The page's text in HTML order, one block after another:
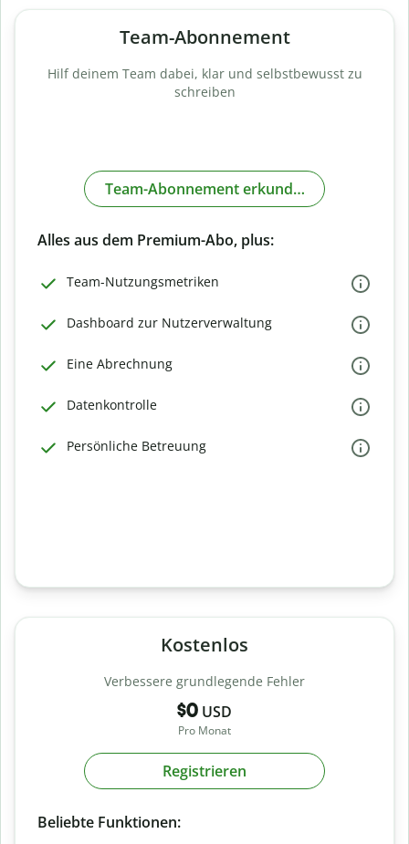
Team-Abonnement
Hilf deinem Team dabei, klar und selbstbewusst zu
schreiben
Team-Abonnement erkunden
Alles aus dem Premium-Abo, plus:
Team-Nutzungsmetriken
Dashboard zur Nutzerverwaltung
Eine Abrechnung
Datenkontrolle
Persönliche Betreuung
Kostenlos
Verbessere grundlegende Fehler
$0 USD
Pro Monat
Registrieren
Beliebte Funktionen: